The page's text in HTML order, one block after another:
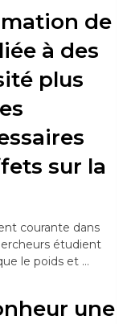
de
à des
plus
sur la
courante dans
étudient
le poids et …
une